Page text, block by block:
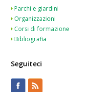
Parchi e giardini
Organizzazioni
Corsi di formazione
Bibliografia
Seguiteci